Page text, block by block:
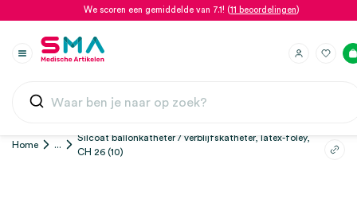
We scoren een gemiddelde van 7.1! (11 beoordelingen)
Home ...
Silcoat ballonkatheter / verblijfskatheter, latex-foley,
CH 26 (10)